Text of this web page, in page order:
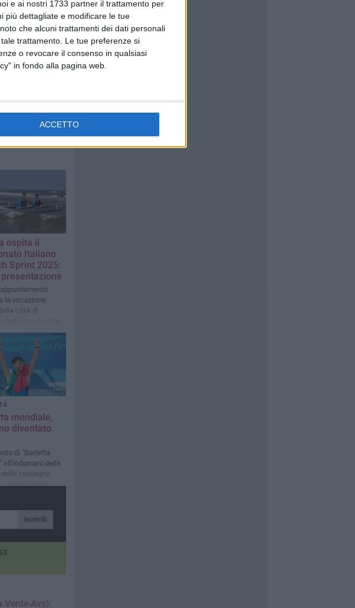
e ai nostri 1733 partner il trattamento per
più dettagliate e modificare le tue
che alcuni trattamenti dei dati personali
trattamento. Le tue preferenze si
o revocare il consenso in qualsiasi
in fondo alla pagina web.
ACCETTO
finale B ha
ospita il
Italiano
Sprint 2025:
la vocazione
città di
mondiale,
diventato
di "Barletta
all'indomani della
rassegna
Rowing
Iscriviti
Verde-Avs):